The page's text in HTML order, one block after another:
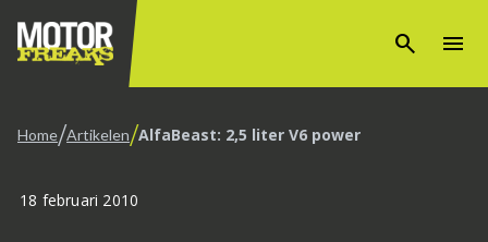
search menu
Home/Artikelen/AlfaBeast: 2,5 liter V6 power
18 februari 2010